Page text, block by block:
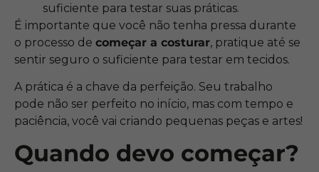
suficiente para testar suas práticas.
É importante que você não tenha pressa durante
o processo de começar a costurar, pratique até se
sentir seguro o suficiente para testar em tecidos.
A prática é a chave da perfeição. Seu trabalho
pode não ser perfeito no início, mas com tempo e
paciência, você vai criando pequenas peças e artes!
Quando devo começar?